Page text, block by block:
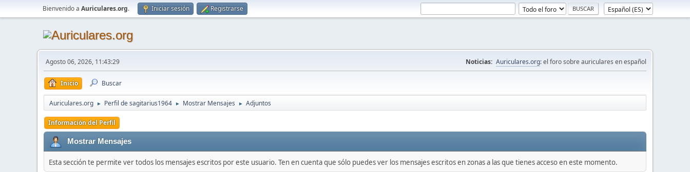
Bienvenido a Auriculares.org. Iniciar sesión Registrarse
Agosto 06, 2026, 11:43:29 Noticias: Auriculares.org: el foro sobre auriculares en español
Inicio Buscar
Auriculares.org ► Perfil de sagitarius1964 ► Mostrar Mensajes ► Adjuntos
Información del Perfil
Mostrar Mensajes
Esta sección te permite ver todos los mensajes escritos por este usuario. Ten en cuenta que sólo puedes ver los mensajes escritos en zonas a las que tienes acceso en este momento.